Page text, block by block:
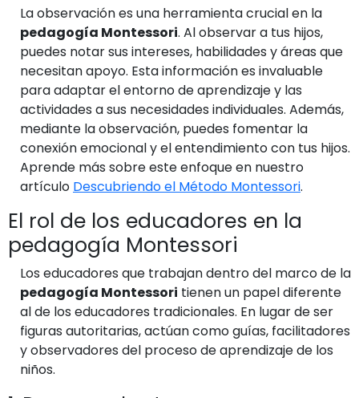
La observación es una herramienta crucial en la
pedagogía Montessori. Al observar a tus hijos,
puedes notar sus intereses, habilidades y áreas que
necesitan apoyo. Esta información es invaluable
para adaptar el entorno de aprendizaje y las
actividades a sus necesidades individuales. Además,
mediante la observación, puedes fomentar la
conexión emocional y el entendimiento con tus hijos.
Aprende más sobre este enfoque en nuestro
artículo Descubriendo el Método Montessori.
El rol de los educadores en la
pedagogía Montessori
Los educadores que trabajan dentro del marco de la
pedagogía Montessori tienen un papel diferente
al de los educadores tradicionales. En lugar de ser
figuras autoritarias, actúan como guías, facilitadores
y observadores del proceso de aprendizaje de los
niños.